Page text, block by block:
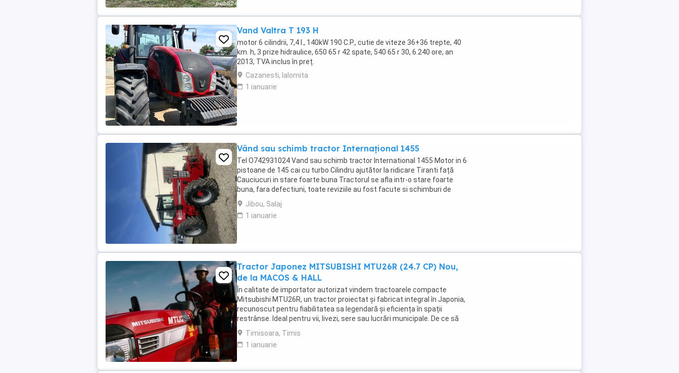
Vand Valtra T 193 H
motor 6 cilindrii, 7,4 l., 140kW 190 C.P., cutie de viteze 36+36 trepte, 40
km. h, 3 prize hidraulice, 650 65 r 42 spate, 540 65 r 30, 6.240 ore, an
2013, TVA inclus în preț.
Cazanesti, Ialomita
1 ianuarie
Vând sau schimb tractor Internațional 1455
Tel O742931024 Vand sau schimb tractor International 1455 Motor in 6
pistoane de 145 cai cu turbo Cilindru ajutător la ridicare Tiranti față
Cauciucuri in stare foarte buna Tractorul se afla intr-o stare foarte
buna, fara defectiuni, toate reviziile au fost facute si schimburi de
consumabile, nu necesita ...
Jibou, Salaj
1 ianuarie
Tractor Japonez MITSUBISHI MTU26R (24.7 CP) Nou,
de la MACOS & HALL
În calitate de importator autorizat vindem tractoarele compacte
Mitsubishi MTU26R, un tractor proiectat și fabricat integral în Japonia,
recunoscut pentru fiabilitatea sa legendară și eficiența în spații
restrânse. Ideal pentru vii, livezi, sere sau lucrări municipale. De ce să
alegi Mitsubishi MTU26R ...
Timisoara, Timis
1 ianuarie